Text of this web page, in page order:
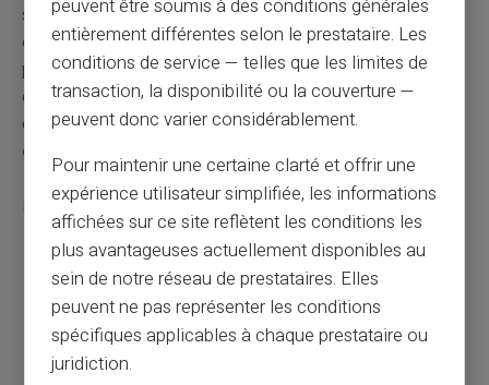
sur plusieurs piliers fondamentaux. La sensibilisation
constitue la clé principale pour éviter les pièges tendus
par les escrocs. Une formation régulière des particuliers
et professionnels sur les nouvelles techniques permet
de maintenir un niveau de vigilance adapté aux
évolutions constantes.
Les mesures préventives essentielles incluent :
Ne jamais divulguer d'informations sensibles par e-
mail ou téléphone
Vérifier systématiquement les bénéficiaires et RIB
avant tout virement
Utiliser des solutions d'authentification forte
peuvent être soumis à des conditions générales
entièrement différentes selon le prestataire. Les
conditions de service — telles que les limites de
transaction, la disponibilité ou la couverture —
peuvent donc varier considérablement.
Pour maintenir une certaine clarté et offrir une
expérience utilisateur simplifiée, les informations
affichées sur ce site reflètent les conditions les
plus avantageuses actuellement disponibles au
sein de notre réseau de prestataires. Elles
peuvent ne pas représenter les conditions
spécifiques applicables à chaque prestataire ou
juridiction.